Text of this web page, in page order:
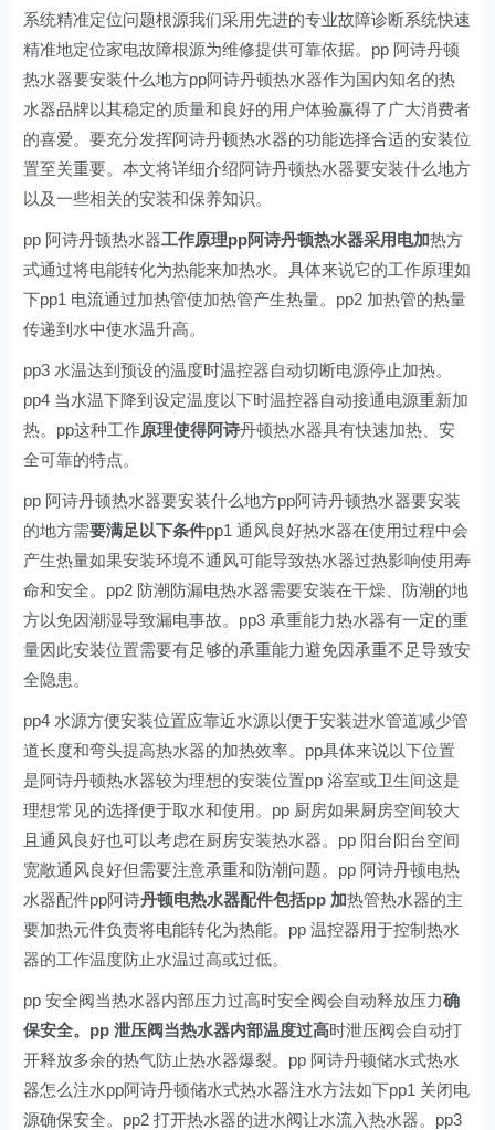
系统精准定位问题根源我们采用先进的专业故障诊断系统快速
精准地定位家电故障根源为维修提供可靠依据。pp 阿诗丹顿
热水器要安装什么地方pp阿诗丹顿热水器作为国内知名的热
水器品牌以其稳定的质量和良好的用户体验赢得了广大消费者
的喜爱。要充分发挥阿诗丹顿热水器的功能选择合适的安装位
置至关重要。本文将详细介绍阿诗丹顿热水器要安装什么地方
以及一些相关的安装和保养知识。
pp 阿诗丹顿热水器工作原理pp阿诗丹顿热水器采用电加热方
式通过将电能转化为热能来加热水。具体来说它的工作原理如
下pp1 电流通过加热管使加热管产生热量。pp2 加热管的热量
传递到水中使水温升高。
pp3 水温达到预设的温度时温控器自动切断电源停止加热。
pp4 当水温下降到设定温度以下时温控器自动接通电源重新加
热。pp这种工作原理使得阿诗丹顿热水器具有快速加热、安
全可靠的特点。
pp 阿诗丹顿热水器要安装什么地方pp阿诗丹顿热水器要安装
的地方需要满足以下条件pp1 通风良好热水器在使用过程中会
产生热量如果安装环境不通风可能导致热水器过热影响使用寿
命和安全。pp2 防潮防漏电热水器需要安装在干燥、防潮的地
方以免因潮湿导致漏电事故。pp3 承重能力热水器有一定的重
量因此安装位置需要有足够的承重能力避免因承重不足导致安
全隐患。
pp4 水源方便安装位置应靠近水源以便于安装进水管道减少管
道长度和弯头提高热水器的加热效率。pp具体来说以下位置
是阿诗丹顿热水器较为理想的安装位置pp 浴室或卫生间这是
理想常见的选择便于取水和使用。pp 厨房如果厨房空间较大
且通风良好也可以考虑在厨房安装热水器。pp 阳台阳台空间
宽敞通风良好但需要注意承重和防潮问题。pp 阿诗丹顿电热
水器配件pp阿诗丹顿电热水器配件包括pp 加热管热水器的主
要加热元件负责将电能转化为热能。pp 温控器用于控制热水
器的工作温度防止水温过高或过低。
pp 安全阀当热水器内部压力过高时安全阀会自动释放压力确
保安全。pp 泄压阀当热水器内部温度过高时泄压阀会自动打
开释放多余的热气防止热水器爆裂。pp 阿诗丹顿储水式热水
器怎么注水pp阿诗丹顿储水式热水器注水方法如下pp1 关闭电
源确保安全。pp2 打开热水器的进水阀让水流入热水器。pp3